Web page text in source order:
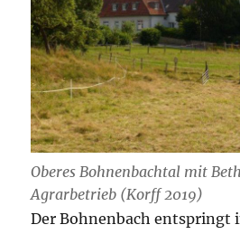
Oberes Bohnenbachtal mit
Agrarbetrieb (Korff 2019)
Der Bohnenbach entspringt